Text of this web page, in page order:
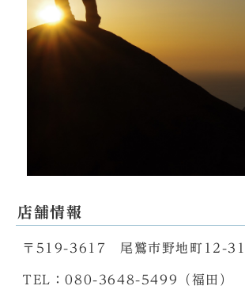
店舗情報
〒519-3617 尾鷲市野地町12-31
TEL：080-3648-5499（福田）